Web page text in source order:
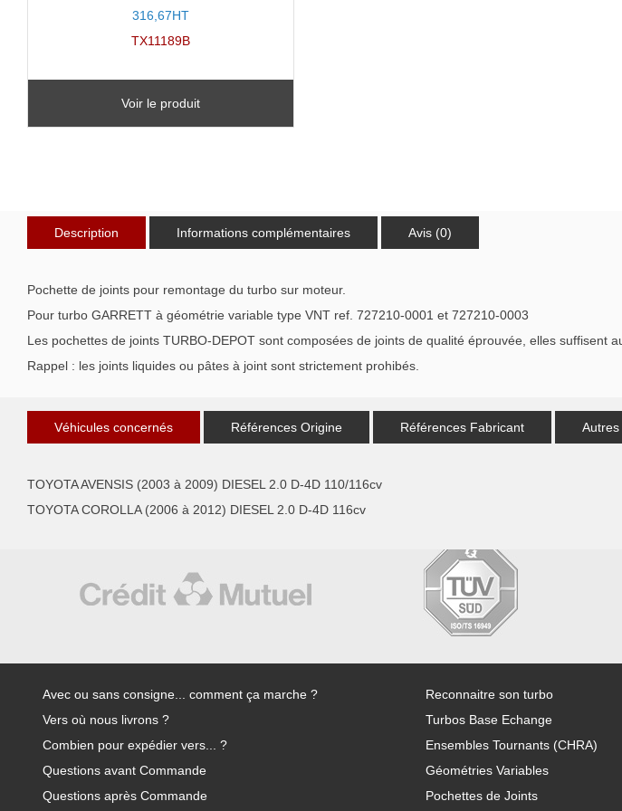
316,67HT
TX11189B
Voir le produit
Description Informations complémentaires Avis (0)
Pochette de joints pour remontage du turbo sur moteur.
Pour turbo GARRETT à géométrie variable type VNT ref. 727210-0001 et 727210-0003
Les pochettes de joints TURBO-DEPOT sont composées de joints de qualité éprouvée, elles suffisent
Rappel : les joints liquides ou pâtes à joint sont strictement prohibés.
Véhicules concernés Références Origine Références Fabricant
TOYOTA AVENSIS (2003 à 2009) DIESEL 2.0 D-4D 110/116cv
TOYOTA COROLLA (2006 à 2012) DIESEL 2.0 D-4D 116cv
Avec ou sans consigne... comment ça marche ?
Vers où nous livrons ?
Combien pour expédier vers... ?
Questions avant Commande
Questions après Commande
Reconnaitre son turbo
Turbos Base Echange
Ensembles Tournants (CHRA)
Géométries Variables
Pochettes de Joints